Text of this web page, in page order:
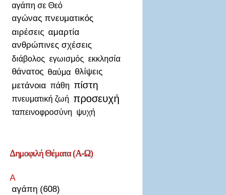
αγάπη σε Θεό
αγώνας πνευματικός
αιρέσεις αμαρτία
ανθρώπινες σχέσεις
διάβολος εγωισμός εκκλησία
θάνατος θαύμα θλίψεις
μετάνοια πάθη πίστη
πνευματική ζωή προσευχή
ταπεινοφροσύνη ψυχή
ΔημοφιλήΘέματα (Α-Ω)
Α
αγάπη (608)